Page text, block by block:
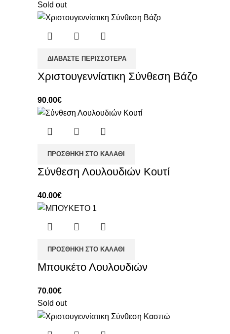
Sold out
ΔΙΑΒΆΣΤΕ ΠΕΡΙΣΣΌΤΕΡΑ
Χριστουγεννίατικη Σύνθεση Βάζο
90.00€
ΠΡΟΣΘΉΚΗ ΣΤΟ ΚΑΛΆΘΙ
Σύνθεση Λουλουδιών Κουτί
40.00€
ΠΡΟΣΘΉΚΗ ΣΤΟ ΚΑΛΆΘΙ
Μπουκέτο Λουλουδιών
70.00€
Sold out